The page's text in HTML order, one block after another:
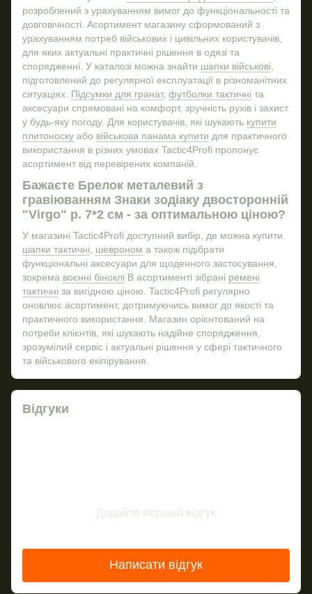
Воєнне спорядження
Шеврон з групою крові
Стікери ціна
Військові сумки баули
Худі військове
Рюкзак тактичний купити
Панами тактичні
Сувеніри та подарунки
Маскувальний одяг
Купити бінокль ціна
Купити запальнички
Купити комплект військової форми
Одяг тактичний
розроблений з урахуванням вимог до функціональності та
довговічності. Асортимент магазину сформований з
урахуванням потреб військових і цивільних користувачів,
для яких актуальні практичні рішення в одязі та
спорядженні. У каталозі можна знайти шапки військові
підготовлений до регулярної експлуатації в різноманітних
ситуаціях. Підсумки для гранат, футболки тактичні та
аксесуари спрямовані на комфорт, зручність рухів і захист
у будь-яку погоду. Для користувачів, які шукають купити
плитоноску або військова панама купити для практичного
використання в різних умовах Tactic4Profi пропонує
асортимент від перевірених компаній.
Бажаєте Брелок металевий з
гравіюванням Знаки зодіаку двосторонній
"Virgo" р. 7*2 см - за оптимальною ціною?
У магазині Tactic4Profi доступний вибір, де можна купити
шапки тактичні
шевроном а також підібрати
функціональні аксесуари для щоденного застосування,
зокрема воєнні біноклі В асортименті зібрані ремені
тактичні за вигідною ціною. Tactic4Profi регулярно
оновлює асортимент, дотримуючись вимог до якості та
практичного використання. Магазин орієнтований на
потреби клієнтів, які шукають надійне спорядження,
зрозумілий сервіс і актуальні рішення у сфері тактичного
та військового екіпірування.
Відгуки
Додайте перший відгук
Написати відгук